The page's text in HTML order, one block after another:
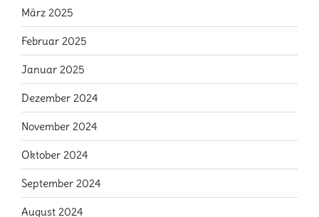
März 2025
Februar 2025
Januar 2025
Dezember 2024
November 2024
Oktober 2024
September 2024
August 2024